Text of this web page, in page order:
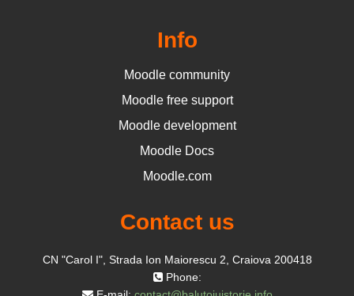
Info
Moodle community
Moodle free support
Moodle development
Moodle Docs
Moodle.com
Contact us
CN "Carol I", Strada Ion Maiorescu 2, Craiova 200418
Phone: